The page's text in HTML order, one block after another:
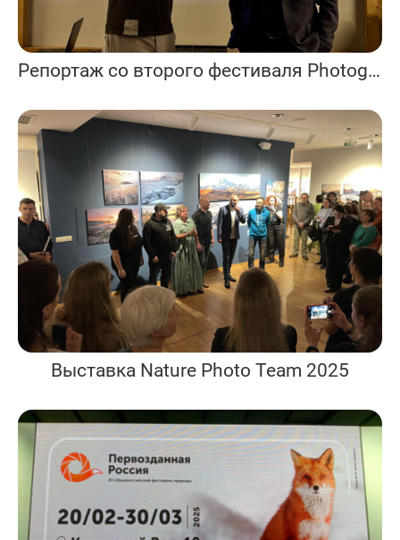
Репортаж со второго фестиваля Photogeographic 2025
Выставка Nature Photo Team 2025